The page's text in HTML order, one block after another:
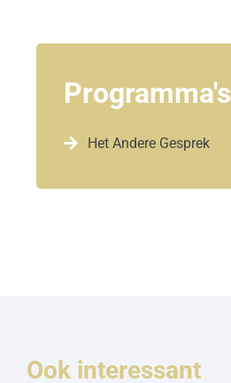
Programma's
 Het Andere Gesprek
Ook interessant